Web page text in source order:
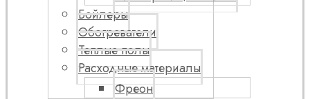
Бойлеры
Обогреватели
Теплые полы
Расходные материалы
Фреон